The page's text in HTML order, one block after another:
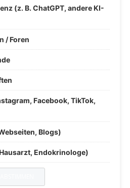
(z. B. ChatGPT, andere KI-
/ Foren
Facebook, TikTok,
Blogs)
Endokrinologe)